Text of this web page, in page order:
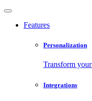
Features
Personalization
Transform
Integrations